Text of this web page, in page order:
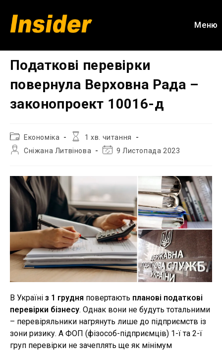
вмісту
Меню
Податкові перевірки
повернула Верховна Рада –
законопроект 10016-д
Категорія
запису:
Економіка
Час
1 хв. читання
АвторСніжана Литвінова
Остання9 Листопада 2023
В Україні з 1 грудня повертають планові податкові
перевірки бізнесу. Однак вони не будуть тотальними
– перевіряльники нагрянуть лише до підприємств із
зони ризику. А ФОП (фізособ-підприємців) 1-ї та 2-ї
груп перевірки не зачеплять ще як мінімум